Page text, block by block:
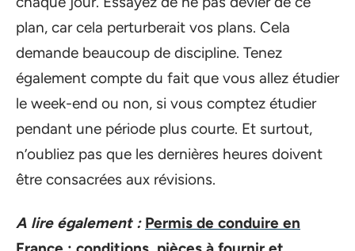
plan, car cela perturberait vos plans. Cela
demande beaucoup de discipline. Tenez
également compte du fait que vous allez étudier
le week-end ou non, si vous comptez étudier
pendant une période plus courte. Et surtout,
n’oubliez pas que les dernières heures doivent
être consacrées aux révisions.
A lire également : Permis de conduire en